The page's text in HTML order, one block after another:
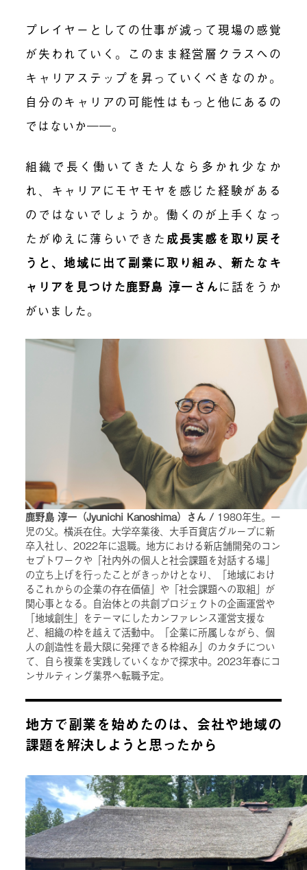
プレイヤーとしての仕事が減って現場の感覚
が失われていく。このまま経営層クラスへの
キャリアステップを昇っていくべきなのか。
自分のキャリアの可能性はもっと他にあるの
ではないか――。
組織で長く働いてきた人なら多かれ少なか
れ、キャリアにモヤモヤを感じた経験がある
のではないでしょうか。働くのが上手くなっ
たがゆえに薄らいできた成長実感を取り戻そ
うと、地域に出て副業に取り組み、新たなキ
ャリアを見つけた鹿野島 淳一さんに話をうか
がいました。
鹿野島 淳一（Jyunichi Kanoshima）さん / 1980年生。一
児の父。横浜在住。大学卒業後、大手百貨店グループに新
卒入社し、2022年に退職。地方における新店舗開発のコン
セプトワークや「社内外の個人と社会課題を対話する場」
の立ち上げを行ったことがきっかけとなり、「地域におけ
るこれからの企業の存在価値」や「社会課題への取組」が
関心事となる。自治体との共創プロジェクトの企画運営や
「地域創生」をテーマにしたカンファレンス運営支援な
ど、組織の枠を越えて活動中。「企業に所属しながら、個
人の創造性を最大限に発揮できる枠組み」のカタチについ
て、自ら複業を実践していくなかで探求中。2023年春にコ
ンサルティング業界へ転職予定。
地方で副業を始めたのは、会社や地域の
課題を解決しようと思ったから